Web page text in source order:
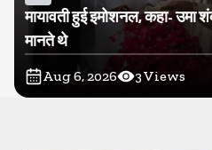
मायावती हुई इमोशनल, कहा- उमा
मानते थे
Aug 6, 2026 3Views